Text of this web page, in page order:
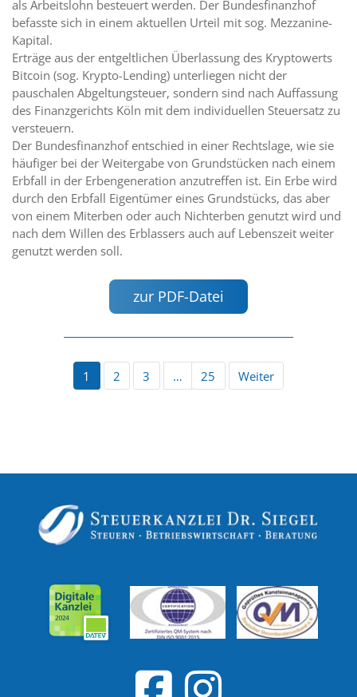
als Arbeitslohn besteuert werden. Der Bundesfinanzhof
befasste sich in einem aktuellen Urteil mit sog. Mezzanine-
Kapital.
Erträge aus der entgeltlichen Überlassung des Kryptowerts
Bitcoin (sog. Krypto-Lending) unterliegen nicht der
pauschalen Abgeltungsteuer, sondern sind nach Auffassung
des Finanzgerichts Köln mit dem individuellen Steuersatz zu
versteuern.
Der Bundesfinanzhof entschied in einer Rechtslage, wie sie
häufiger bei der Weitergabe von Grundstücken nach einem
Erbfall in der Erbengeneration anzutreffen ist. Ein Erbe wird
durch den Erbfall Eigentümer eines Grundstücks, das aber
von einem Miterben oder auch Nichterben genutzt wird und
nach dem Willen des Erblassers auch auf Lebenszeit weiter
genutzt werden soll.
zur PDF-Datei
1 2 3 … 25 Weiter